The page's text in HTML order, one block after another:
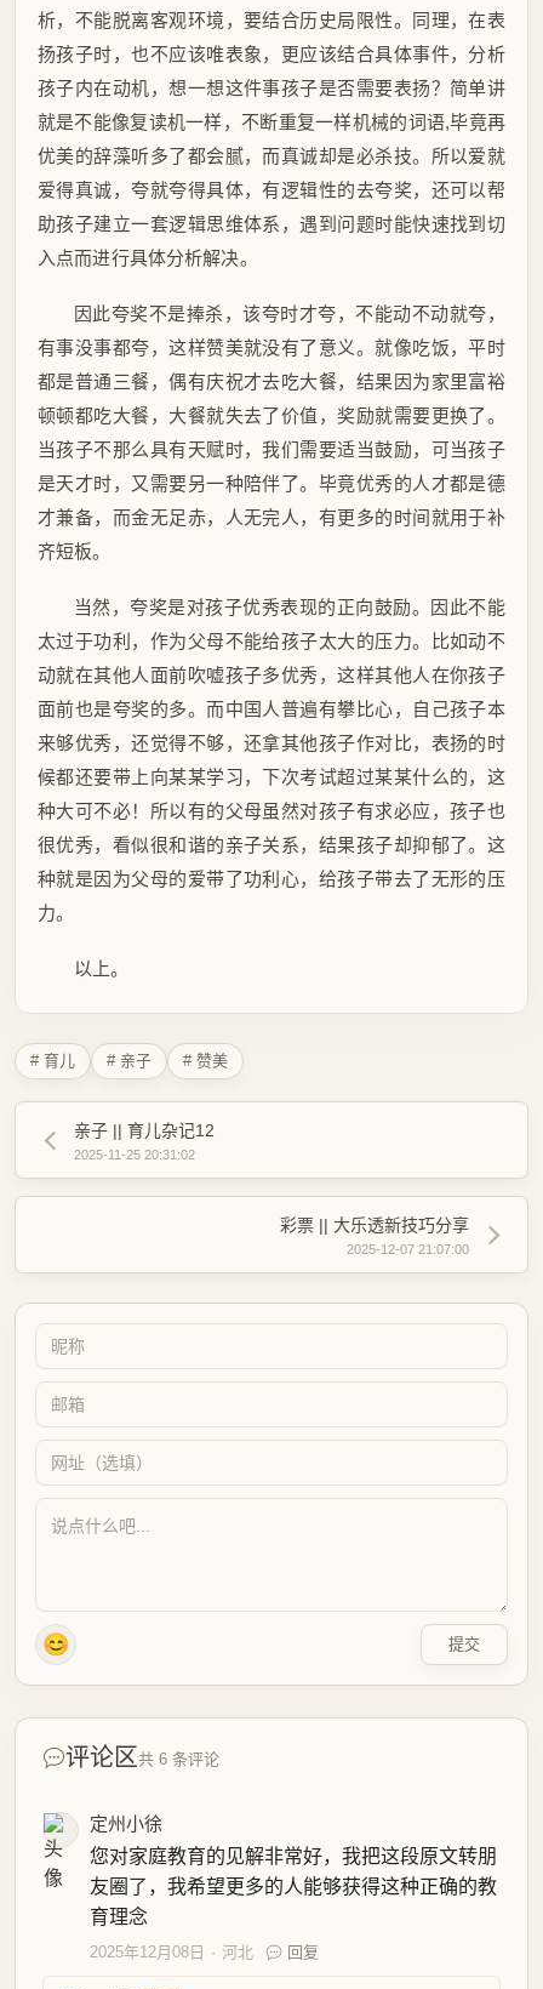
析，不能脱离客观环境，要结合历史局限性。同理，在表
扬孩子时，也不应该唯表象，更应该结合具体事件，分析
孩子内在动机，想一想这件事孩子是否需要表扬？简单讲
就是不能像复读机一样，不断重复一样机械的词语,毕竟再
优美的辞藻听多了都会腻，而真诚却是必杀技。所以爱就
爱得真诚，夸就夸得具体，有逻辑性的去夸奖，还可以帮
助孩子建立一套逻辑思维体系，遇到问题时能快速找到切
入点而进行具体分析解决。
因此夸奖不是捧杀，该夸时才夸，不能动不动就夸，
有事没事都夸，这样赞美就没有了意义。就像吃饭，平时
都是普通三餐，偶有庆祝才去吃大餐，结果因为家里富裕
顿顿都吃大餐，大餐就失去了价值，奖励就需要更换了。
当孩子不那么具有天赋时，我们需要适当鼓励，可当孩子
是天才时，又需要另一种陪伴了。毕竟优秀的人才都是德
才兼备，而金无足赤，人无完人，有更多的时间就用于补
齐短板。
当然，夸奖是对孩子优秀表现的正向鼓励。因此不能
太过于功利，作为父母不能给孩子太大的压力。比如动不
动就在其他人面前吹嘘孩子多优秀，这样其他人在你孩子
面前也是夸奖的多。而中国人普遍有攀比心，自己孩子本
来够优秀，还觉得不够，还拿其他孩子作对比，表扬的时
候都还要带上向某某学习，下次考试超过某某什么的，这
种大可不必！所以有的父母虽然对孩子有求必应，孩子也
很优秀，看似很和谐的亲子关系，结果孩子却抑郁了。这
种就是因为父母的爱带了功利心，给孩子带去了无形的压
力。
以上。
# 育儿 # 亲子 # 赞美
亲子 || 育儿杂记12
2025-11-25 20:31:02
彩票 || 大乐透新技巧分享
2025-12-07 21:07:00
😊 提交
评论区 共 6 条评论
定州小徐
您对家庭教育的见解非常好，我把这段原文转朋
友圈了，我希望更多的人能够获得这种正确的教
育理念
2025年12月08日 河北 回复